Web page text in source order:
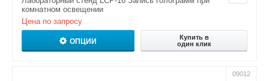
комнатном освещении
Цена по запросу
ОПЦИИ
Купить в
один клик
09012